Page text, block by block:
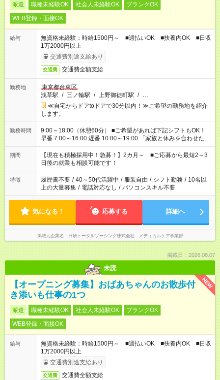
派遣 職種未経験OK 社会人未経験OK
ブランクOK
WEB登録・面接OK
給与
無資格未経験：時給1500円～ ■週払いOK ■扶養内OK ■日収
1万2000円以上
交通費別途支給あり
交通費 交通費全額支給
勤務地
東京都台東区
浅草駅 / 三ノ輪駅 / 上野御徒町駅 / …
≪自宅からドアtoドアで30分以内！≫ご希望の勤務地を紹介
します。
勤務時間
9:00～18:00（休憩60分） ■ご希望があれば下記シフトもOK！
早番 7:00～16:00 遅番 10:00～19:00 「家族と休みを合わせた
い」 「余裕を持って夕飯の準備がしたい」 「できれば残業はし
たくない」 など、ご希望を教えてくださいね。 ※Wワーク希望
の方へ 今ご覧のお仕事で希望する勤務時間と、もう1つのお仕事
の勤務時間。 合計で週40時間を超える場合は応募できません。
期間
【現在も積極採用中！急募！】2カ月～ ■ご応募から最短2～3
日後の就業も相談可能です！
特徴 履歴書不要 / 40～50代活躍中 / 服装自由 / シフト勤務 / 10名以
上の大量募集 / 電話対応なし / パソコンスキル不要
気になる！ 応募する 詳細へ
掲載元企業名 日研トータルソーシング株式会社 メディカルケア事業部
掲載日：2026.08.07
未読
NEW
【オープニング募集】おばあちゃんのお散歩付
き添いも仕事の1つ
派遣 職種未経験OK 社会人未経験OK
ブランクOK
WEB登録・面接OK
給与
無資格未経験：時給1500円～ ■週払いOK ■扶養内OK ■日収
1万2000円以上
交通費別途支給あり
交通費 交通費全額支給